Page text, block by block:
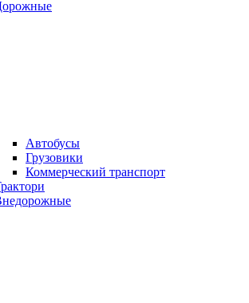
Автобусы
Грузовики
Коммерческий транспорт